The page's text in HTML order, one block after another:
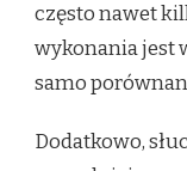
często nawet
wykonania jest
samo
Dodatkowo,